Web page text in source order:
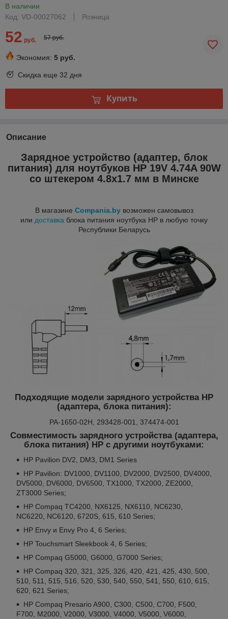
В наличии
Код: VD-00027062
Розница
52 руб. 57 руб.
Экономия: 5 руб.
Скидка еще 32 дня
Купить
Описание
Зарядное устройство (адаптер, блок
питания) для ноутбуков HP 19V 4.74A 90W
со штекером 4.8x1.7 мм в Минске
В магазине Compania.by возможен самовывоз
или доставка блока питания ноутбука HP в любую точку
Республики Беларусь
Подходящие модели зарядного устройства HP
(адаптера, блока питания):
PA-1650-02H, 293428-001, 374474-001
Совместимость зарядного устройства (адаптера,
блока питания) HP с другими ноутбуками:
HP Pavilion DV2, DM3, DM1 Series
HP Pavilion: DV1000, DV1100, DV2000, DV2500, DV4000,
DV5000, DV6000, DV6500, TX1000, TX2000, ZE2000,
ZT3000 Series;
HP Compaq TC4200, NX6125, NX6110, NC6230,
NC6220, NC6120, 6720S, 615, 610 Series;
HP Envy и Envy Pro 4, 6 Series;
HP Touchsmart Sleekbook 4, 6 Series;
HP Compaq G5000, G6000, G7000 Series;
HP Compaq 320, 321, 325, 326, 420, 421, 425, 430, 500,
510, 511, 515, 516, 520, 530, 540, 550, 541, 550, 610, 615,
620, 621 Series;
HP Compaq Presario A900, C300, C500, C700, F500,
F700, M2000, V2000, V3000, V4000, V5000, V6000,